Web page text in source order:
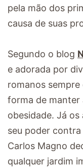
pela mão dos
causa de suas
Segundo o blog
e adorada por
romanos
forma de manter
obesidade. Já
seu poder
Carlos Magno
qualquer jardim